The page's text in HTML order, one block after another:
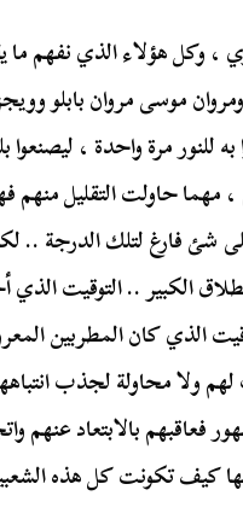
وكل هؤلاء الذي نفهم ما
موسى مروان بابلو
للنور مرة واحدة ، ليصنعوا
حاولت التقليل منهم
شئ فارغ لتلك الدرجة ..
الكبير .. التوقيت
الذي كان المطربين
ولا محاولة لجذب
فعاقبهم بالابتعاد عنهم
كيف تكونت كل هذه